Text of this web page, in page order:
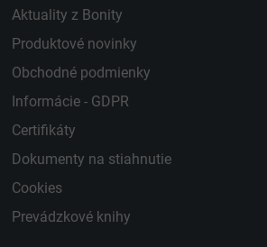
Aktuality z Bonity
Produktové novinky
Obchodné podmienky
Informácie - GDPR
Certifikáty
Dokumenty na stiahnutie
Cookies
Prevádzkové knihy